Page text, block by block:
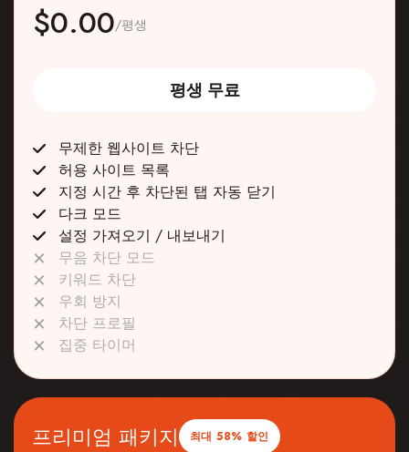
$0.00/평생
평생 무료
무제한 웹사이트 차단
허용 사이트 목록
지정 시간 후 차단된 탭 자동 닫기
다크 모드
설정 가져오기 / 내보내기
무음 차단 모드
키워드 차단
우회 방지
차단 프로필
집중 타이머
프리미엄 패키지 최대 58% 할인